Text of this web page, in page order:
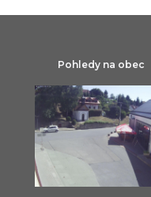
Pohledy na obec